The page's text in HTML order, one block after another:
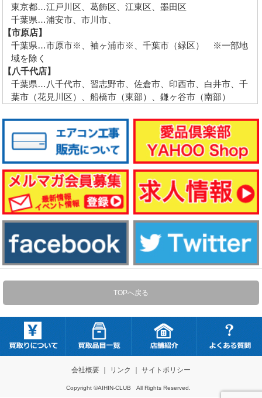
東京都…江戸川区、葛飾区、江東区、墨田区
千葉県…浦安市、市川市、
【市原店】
千葉県…市原市※、袖ヶ浦市※、千葉市（緑区） ※一部地
域を除く
【八千代店】
千葉県…八千代市、習志野市、佐倉市、印西市、白井市、千
葉市（花見川区）、船橋市（東部）、鎌ヶ谷市（南部）
TOPへ戻る
会社概要｜ リンク ｜ サイトポリシー
Copyright ©AIHIN-CLUB All Rights Reserved.